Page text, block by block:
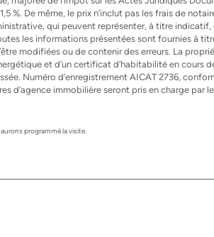
%. De même, le prix n’inclut pas les frais de
qui peuvent représenter, à titre indicatif,
les informations présentées sont fournies à
modifiées ou de contenir des erreurs. La
et d’un certificat d’habitabilité en cours
Numéro d’enregistrement AICAT 2736,
d’agence immobilière seront pris en charge par
programmé la visite.